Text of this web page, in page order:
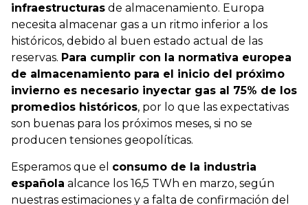
infraestructuras de almacenamiento. Europa
necesita almacenar gas a un ritmo inferior a los
históricos, debido al buen estado actual de las
reservas. Para cumplir con la normativa europea
de almacenamiento para el inicio del próximo
invierno es necesario inyectar gas al 75% de los
promedios históricos, por lo que las expectativas
son buenas para los próximos meses, si no se
producen tensiones geopolíticas.
Esperamos que el consumo de la industria
española alcance los 16,5 TWh en marzo, según
nuestras estimaciones y a falta de confirmación del